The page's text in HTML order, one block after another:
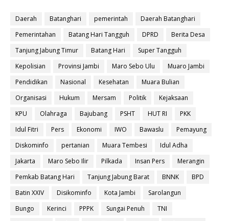
Daerah Batanghari pemerintah
Daerah Batanghari
Pemerintahan
Batang Hari Tangguh DPRD
Berita Desa
Tanjung Jabung Timur
Batang Hari
Super Tangguh
Kepolisian
Provinsi Jambi Maro Sebo Ulu
Muaro Jambi
Pendidikan
Nasional Kesehatan
Muara Bulian
Organisasi
Hukum Mersam Politik
Kejaksaan
KPU
Olahraga Bajubang PSHT HUT RI
PKK
Idul Fitri
Pers Ekonomi IWO Bawaslu
Pemayung
Diskominfo
pertanian Muara Tembesi
Idul Adha
Jakarta
Maro Sebo Ilir Pilkada Insan Pers
Merangin
Pemkab Batang Hari
Tanjung Jabung Barat BNNK
BPD
Batin XXIV
Disikominfo Kota Jambi
Sarolangun
Bungo
Kerinci PPPK Sungai Penuh
TNI